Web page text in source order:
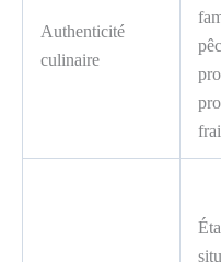
Authenticité
culinaire